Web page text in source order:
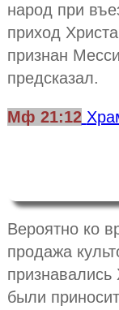
народ при
приход
признан
предсказал.
Мф 21:12
Вероятно ко
продажа
были